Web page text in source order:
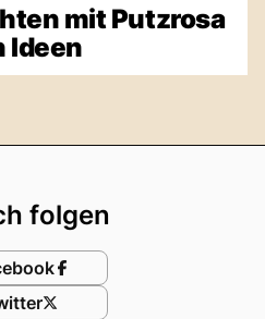
mit Putzrosa
Ideen
folgen